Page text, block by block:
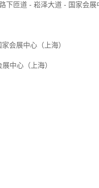
匝道 - 崧泽大道 - 国家会
会展中心（上海）
中心（上海）